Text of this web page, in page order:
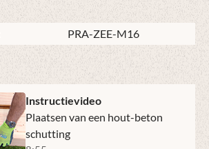
PRA-ZEE-M16
Instructievideo
Plaatsen van een hout-beton
schutting